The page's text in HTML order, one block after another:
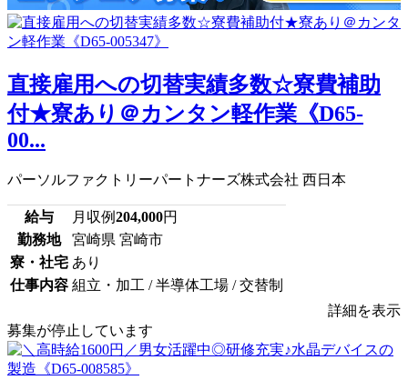
直接雇用への切替実績多数☆寮費補助
付★寮あり＠カンタン軽作業《D65-
00...
パーソルファクトリーパートナーズ株式会社 西日本
給与 月収例204,000円
勤務地
宮崎県 宮崎市
寮・社宅 あり
仕事内容 組立・加工 / 半導体工場 / 交替制
詳細を表示
募集が停止しています